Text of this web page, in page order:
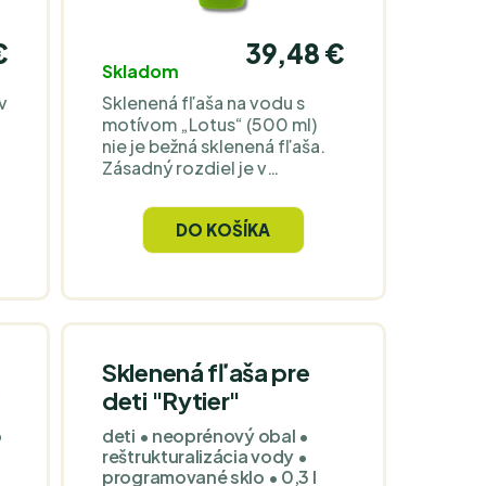
Skladom
39,48 €
Sklenená fľaša na vodu s
motívom „Lotus“ (500 ml)
nie je bežná sklenená fľaša.
Zásadný rozdiel je v
patentované
„programované“ sklo s
technológiou Glass & Vibe,
vodu počas niekoľkých
minút „revitalizovať“
a vodu pretrepať). V praxi
ľudia najčastejšie opisujú
jemnejšiu, vyváženejšiu chuť
aj pri vode z vodovodu – a
práve to je dôvod, prečo je
FLASKA cenovo inde než
DO KOŠÍKA
Sklenená fľaša pre
deti "Rytier"
deti • neoprénový obal •
reštrukturalizácia vody •
programované sklo • 0,3 l